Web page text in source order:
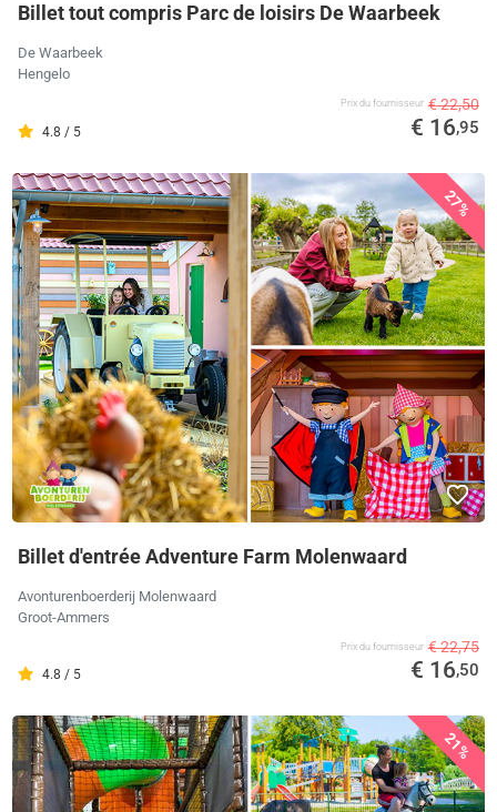
Billet tout compris Parc de loisirs De Waarbeek
De Waarbeek
Hengelo
4.8 / 5
Prix ​​du fournisseur € 22,50
€ 16,95
27%
Billet d'entrée Adventure Farm Molenwaard
Avonturenboerderij Molenwaard
Groot-Ammers
4.8 / 5
Prix ​​du fournisseur € 22,75
€ 16,50
21%